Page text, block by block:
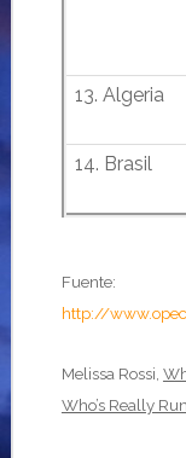
13. Algeria
14. Brasil
Fuente:
http://
Melissa Rossi,
Who’s Really